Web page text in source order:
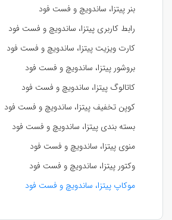
بنر پیتزا، ساندویچ و فست فود
رابط کاربری پیتزا، ساندویچ و فست فود
کارت ویزیت پیتزا، ساندویچ و فست فود
بروشور پیتزا، ساندویچ و فست فود
کاتالوگ پیتزا، ساندویچ و فست فود
کوپن تخفیف پیتزا، ساندویچ و فست فود
بسته بندی پیتزا، ساندویچ و فست فود
منوی پیتزا، ساندویچ و فست فود
وکتور پیتزا، ساندویچ و فست فود
موکاپ پیتزا، ساندویچ و فست فود